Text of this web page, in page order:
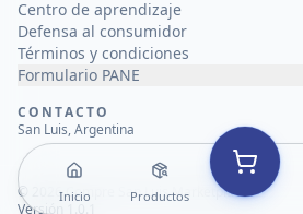
Inicio Productos
Centro de aprendizaje
Defensa al consumidor
Términos y condiciones
Formulario PANE
CONTACTO
San Luis, Argentina
© 2026Compre San Luis Marketplace
Versión 1.0.1